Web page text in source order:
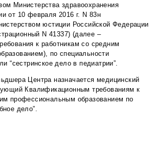
Министерства здравоохранения
от 10 февраля 2016 г. N 83н
юстиции Российской Федерации
N 41337) (далее –
к работникам со средним
по специальности
“сестринское дело в педиатрии”.
Центра назначается медицинский
Квалификационным требованиям к
профессиональным образованием по
дело”.